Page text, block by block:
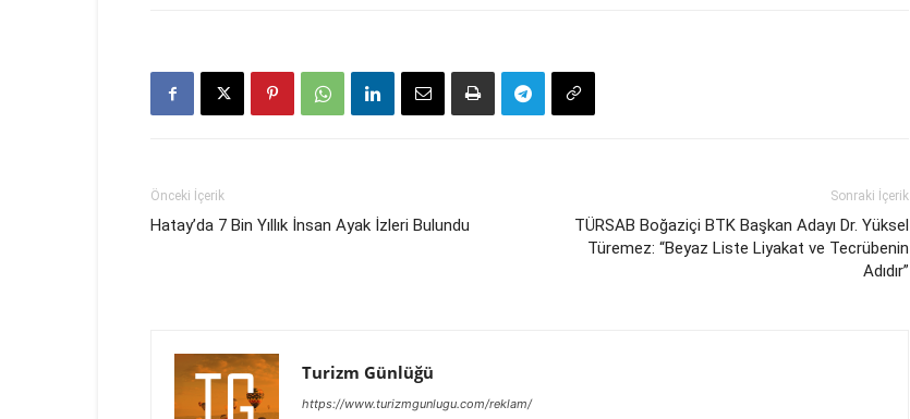
Önceki İçerik
Hatay’da 7 Bin Yıllık İnsan Ayak İzleri Bulundu
Sonraki İçerik
TÜRSAB Boğaziçi BTK Başkan Adayı Dr. Yüksel
Türemez: “Beyaz Liste Liyakat ve Tecrübenin
Adıdır”
Turizm Günlüğü
https://www.turizmgunlugu.com/reklam/